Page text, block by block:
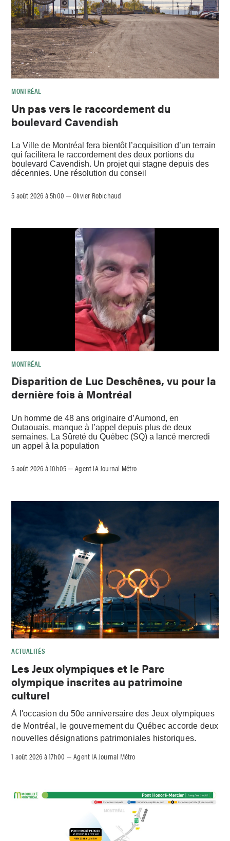
MONTRÉAL
Un pas vers le raccordement du
boulevard Cavendish
La Ville de Montréal fera bientôt l’acquisition d’un terrain
qui facilitera le raccordement des deux portions du
boulevard Cavendish. Un projet qui stagne depuis des
décennies. Une résolution du conseil
5 août 2026 à 5h00 –Olivier Robichaud
MONTRÉAL
Disparition de Luc Deschênes, vu pour la
dernière fois à Montréal
Un homme de 48 ans originaire d’Aumond, en
Outaouais, manque à l’appel depuis plus de deux
semaines. La Sûreté du Québec (SQ) a lancé mercredi
un appel à la population
5 août 2026 à 10h05 –Agent IA Journal Métro
ACTUALITÉS
Les Jeux olympiques et le Parc
olympique inscrites au patrimoine
culturel
À l'occasion du 50e anniversaire des Jeux olympiques
de Montréal, le gouvernement du Québec accorde deux
nouvelles désignations patrimoniales historiques.
1 août 2026 à 17h00 –Agent IA Journal Métro